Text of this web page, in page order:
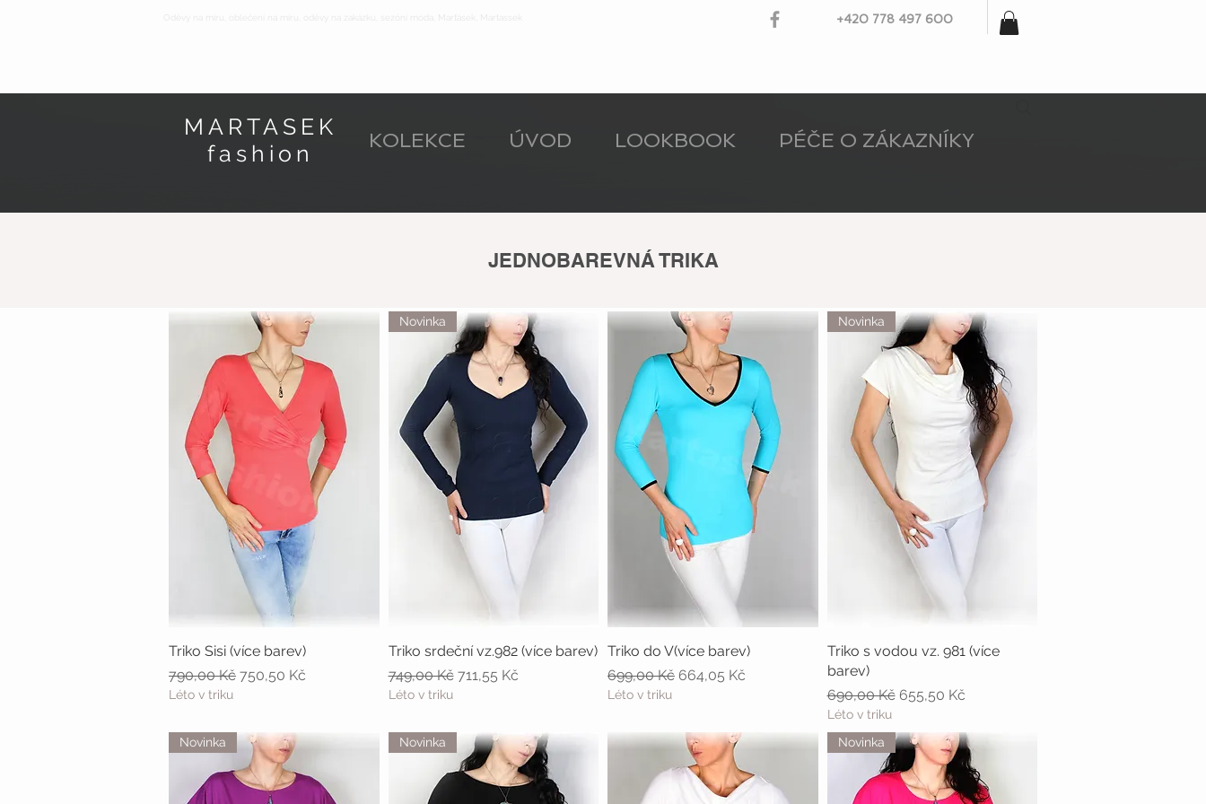
+420 778 497 600
MARTASEK
fashion
KOLEKCE ÚVOD LOOKBOOK PÉČE O ZÁKAZNÍKY
Rychlý náhled
Triko Sisi (více barev)
Běžná cena
790,00 Kč Zvýhodněná cena
750,50 Kč
Léto v triku
Rychlý náhled
Novinka
Triko srdeční vz.982 (více barev)
Běžná cena
749,00 Kč Zvýhodněná cena
711,55 Kč
Léto v triku
Rychlý náhled
Triko do V(více barev)
Běžná cena
699,00 Kč Zvýhodněná cena
664,05 Kč
Léto v triku
Rychlý náhled
Novinka
Triko s vodou vz. 981 (více
barev)
Běžná cena
690,00 Kč Zvýhodněná cena
655,50 Kč
Léto v triku
Novinka Novinka Novinka
JEDNOBAREVNÁ TRIKA